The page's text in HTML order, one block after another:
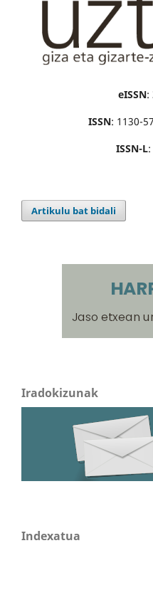
eISSN:
ISSN: 1130-
ISSN-L
Artikulu bat bidali
Iradokizunak
Indexatua